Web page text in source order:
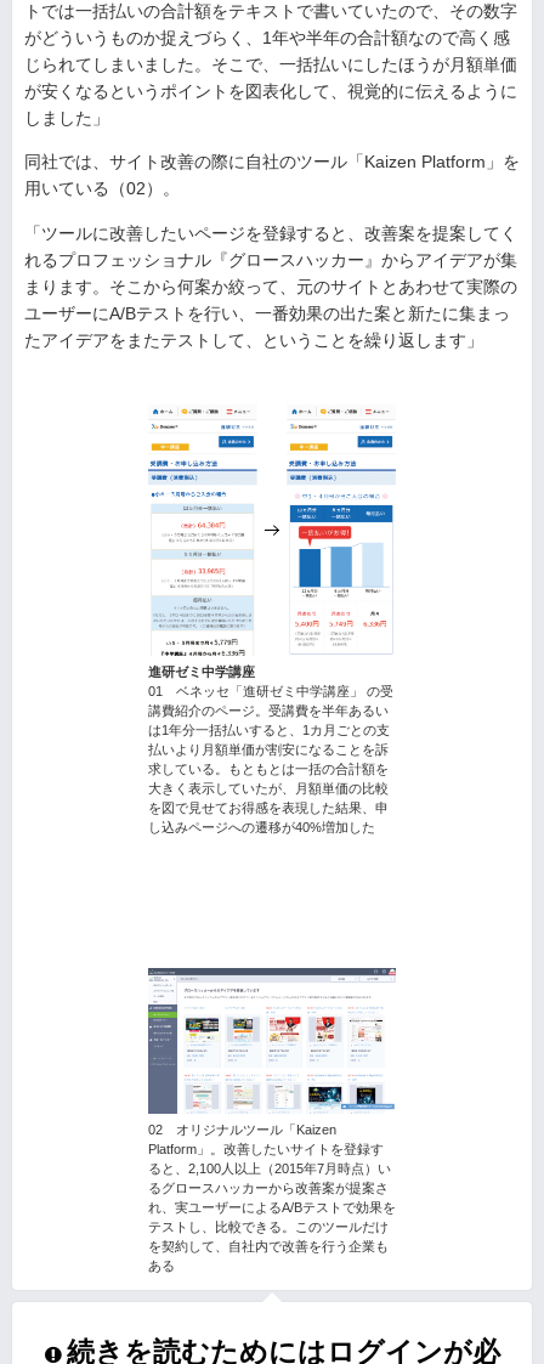
トでは一括払いの合計額をテキストで書いていたので、その数字
がどういうものか捉えづらく、1年や半年の合計額なので高く感
じられてしまいました。そこで、一括払いにしたほうが月額単価
が安くなるというポイントを図表化して、視覚的に伝えるように
しました」
同社では、サイト改善の際に自社のツール「Kaizen Platform」を
用いている（02）。
「ツールに改善したいページを登録すると、改善案を提案してく
れるプロフェッショナル『グロースハッカー』からアイデアが集
まります。そこから何案か絞って、元のサイトとあわせて実際の
ユーザーにA/Bテストを行い、一番効果の出た案と新たに集まっ
たアイデアをまたテストして、ということを繰り返します」
進研ゼミ中学講座
01 ベネッセ「進研ゼミ中学講座」 の受
講費紹介のページ。受講費を半年あるい
は1年分一括払いすると、1カ月ごとの支
払いより月額単価が割安になることを訴
求している。もともとは一括の合計額を
大きく表示していたが、月額単価の比較
を図で見せてお得感を表現した結果、申
し込みページへの遷移が40%増加した
02 オリジナルツール「Kaizen
Platform」。改善したいサイトを登録す
ると、2,100人以上（2015年7月時点）い
るグロースハッカーから改善案が提案さ
れ、実ユーザーによるA/Bテストで効果を
テストし、比較できる。このツールだけ
を契約して、自社内で改善を行う企業も
ある
続きを読むためにはログインが必